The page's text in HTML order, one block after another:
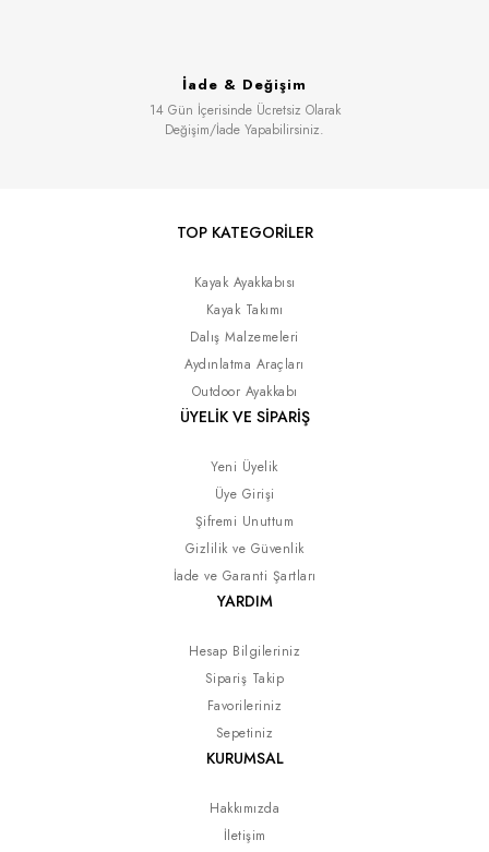
İade & Değişim
14 Gün İçerisinde Ücretsiz Olarak
Değişim/İade Yapabilirsiniz.
TOP KATEGORİLER
Kayak Ayakkabısı
Kayak Takımı
Dalış Malzemeleri
Aydınlatma Araçları
Outdoor Ayakkabı
ÜYELİK VE SİPARİŞ
Yeni Üyelik
Üye Girişi
Şifremi Unuttum
Gizlilik ve Güvenlik
İade ve Garanti Şartları
YARDIM
Hesap Bilgileriniz
Sipariş Takip
Favorileriniz
Sepetiniz
KURUMSAL
Hakkımızda
İletişim